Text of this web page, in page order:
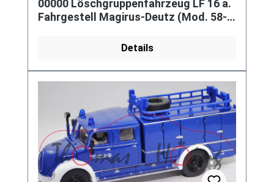
00000 Löschgruppenfahrzeug LF 16 a.
Fahrgestell Magirus-Deutz (Mod. 58-
Details